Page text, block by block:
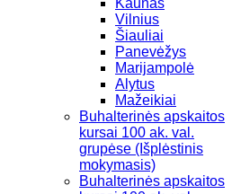
Vilnius
Šiauliai
Panevėžys
Marijampolė
Alytus
Mažeikiai
Buhalterinės apskaitos
kursai 100 ak. val.
grupėse (Išplėstinis
mokymasis)
Buhalterinės apskaitos